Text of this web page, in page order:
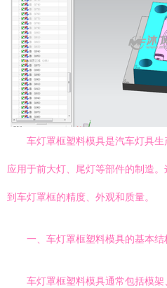
车灯罩框塑料模具是汽车灯具
应用于前大灯、尾灯等部件的制造
到车灯罩框的精度、外观和质量。
一、车灯罩框塑料模具的基本结
车灯罩框塑料模具通常包括模